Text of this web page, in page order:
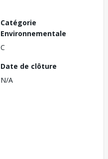
Catégorie
Environnementale
C
Date de clôture
N/A